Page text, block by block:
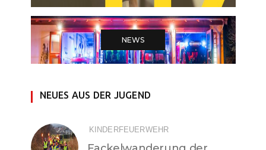
NEWS
NEUES AUS DER JUGEND
KINDERFEUERWEHR